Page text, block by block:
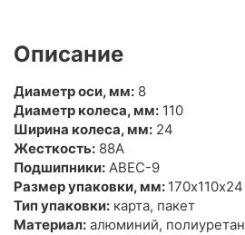
Описание
Диаметр оси, мм: 8
Диаметр колеса, мм: 110
Ширина колеса, мм: 24
Жесткость: 88A
Подшипники: ABEC-9
Размер упаковки, мм: 170х110х24
Тип упаковки: карта, пакет
Материал: алюминий, полиуретан